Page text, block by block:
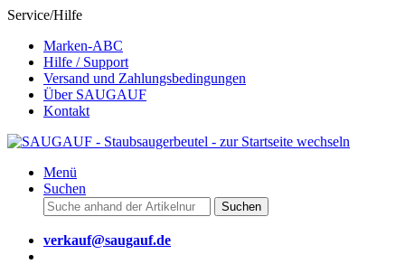
Service/Hilfe
Marken-ABC
Hilfe / Support
Versand und Zahlungsbedingungen
Über SAUGAUF
Kontakt
Menü
Suchen
Suchen
verkauf@saugauf.de